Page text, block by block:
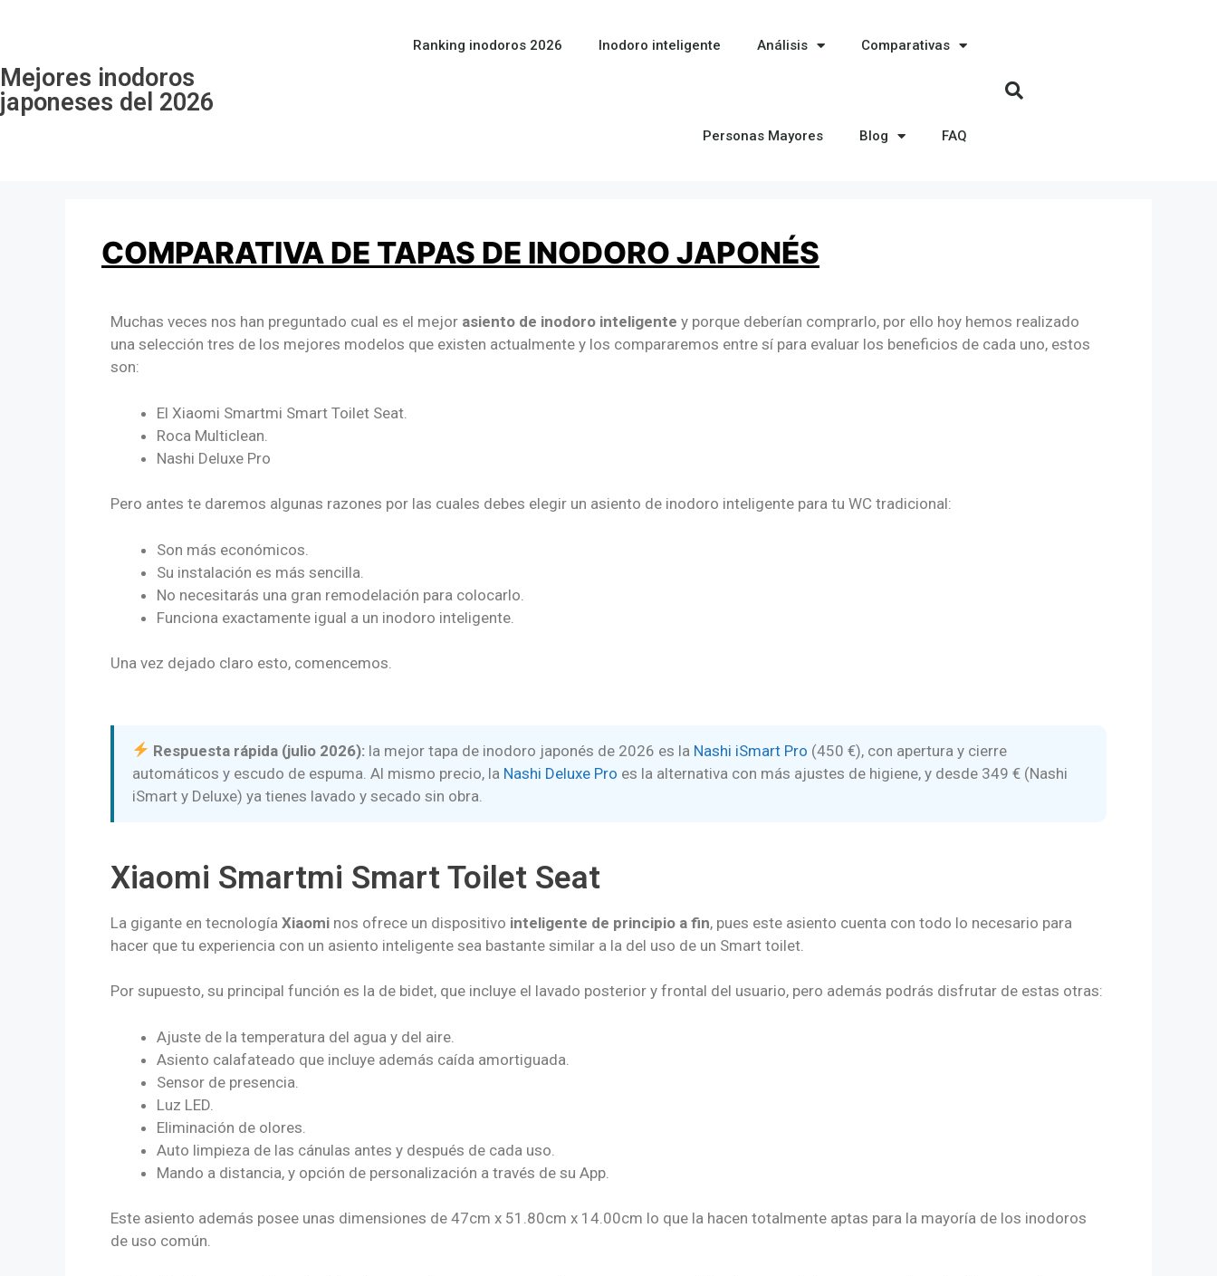
Mejores inodoros
japoneses del 2026
Ranking inodoros 2026 Inodoro inteligente Análisis Comparativas
Personas Mayores Blog FAQ
COMPARATIVA DE TAPAS DE INODORO JAPONÉS
Muchas veces nos han preguntado cual es el mejor asiento de inodoro inteligente y porque deberían comprarlo, por ello hoy hemos realizado
una selección tres de los mejores modelos que existen actualmente y los compararemos entre sí para evaluar los beneficios de cada uno, estos
son:
El Xiaomi Smartmi Smart Toilet Seat.
Roca Multiclean.
Nashi Deluxe Pro
Pero antes te daremos algunas razones por las cuales debes elegir un asiento de inodoro inteligente para tu WC tradicional:
Son más económicos.
Su instalación es más sencilla.
No necesitarás una gran remodelación para colocarlo.
Funciona exactamente igual a un inodoro inteligente.
Una vez dejado claro esto, comencemos.
Respuesta rápida (julio 2026): la mejor tapa de inodoro japonés de 2026 es la Nashi iSmart Pro (450 €), con apertura y cierre
automáticos y escudo de espuma. Al mismo precio, la Nashi Deluxe Pro es la alternativa con más ajustes de higiene, y desde 349 € (Nashi
iSmart y Deluxe) ya tienes lavado y secado sin obra.
Xiaomi Smartmi Smart Toilet Seat
La gigante en tecnología Xiaomi nos ofrece un dispositivo inteligente de principio a fin, pues este asiento cuenta con todo lo necesario para
hacer que tu experiencia con un asiento inteligente sea bastante similar a la del uso de un Smart toilet.
Por supuesto, su principal función es la de bidet, que incluye el lavado posterior y frontal del usuario, pero además podrás disfrutar de estas otras:
Ajuste de la temperatura del agua y del aire.
Asiento calafateado que incluye además caída amortiguada.
Sensor de presencia.
Luz LED.
Eliminación de olores.
Auto limpieza de las cánulas antes y después de cada uso.
Mando a distancia, y opción de personalización a través de su App.
Este asiento además posee unas dimensiones de 47cm x 51.80cm x 14.00cm lo que la hacen totalmente aptas para la mayoría de los inodoros
de uso común.